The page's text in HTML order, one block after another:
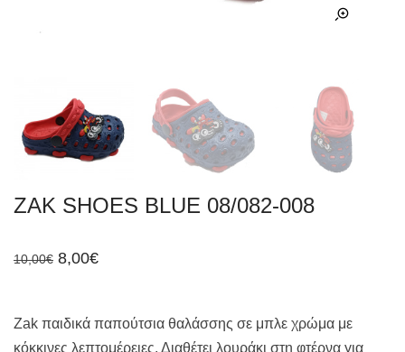
ZAK SHOES BLUE 08/082-008
10,00€ Original
8,00€Η
8,00€.
Zak παιδικά παπούτσια θαλάσσης σε μπλε χρώμα με
κόκκινες λεπτομέρειες. Διαθέτει λουράκι στη φτέρνα για